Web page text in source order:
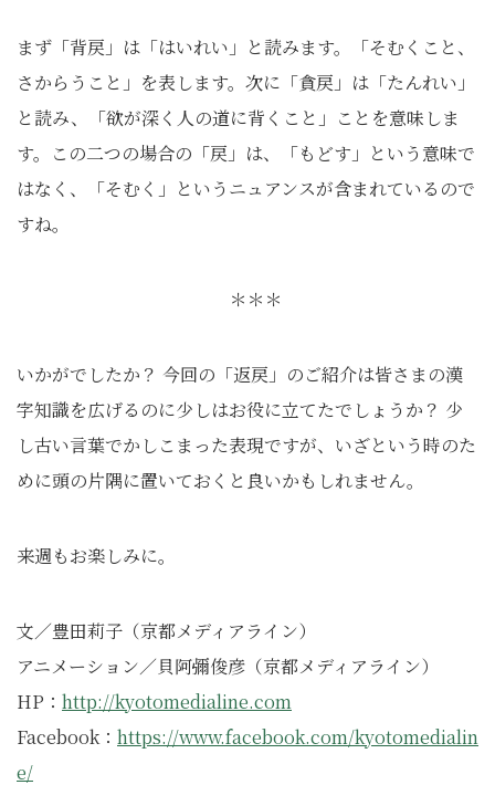
まず「背戻」は「はいれい」と読みます。「そむくこと、
さからうこと」を表します。次に「貪戻」は「たんれい」
と読み、「欲が深く人の道に背くこと」ことを意味しま
す。この二つの場合の「戻」は、「もどす」という意味で
はなく、「そむく」というニュアンスが含まれているので
すね。
＊＊＊
いかがでしたか？ 今回の「返戻」のご紹介は皆さまの漢
字知識を広げるのに少しはお役に立てたでしょうか？ 少
し古い言葉でかしこまった表現ですが、いざという時のた
めに頭の片隅に置いておくと良いかもしれません。
来週もお楽しみに。
文／豊田莉子（京都メディアライン）
アニメーション／貝阿彌俊彦（京都メディアライン）
HP： http://kyotomedialine.com
Facebook： https://www.facebook.com/kyotomedialin
e/